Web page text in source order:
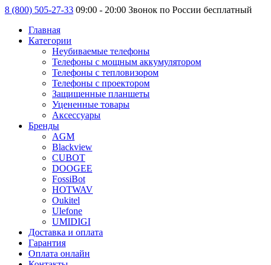
8 (800) 505-27-33 09:00 - 20:00 Звонок по России бесплатный
Главная
Категории
Неубиваемые телефоны
Телефоны с мощным аккумулятором
Телефоны с тепловизором
Телефоны с проектором
Защищенные планшеты
Уцененные товары
Аксессуары
Бренды
AGM
Blackview
CUBOT
DOOGEE
FossiBot
HOTWAV
Oukitel
Ulefone
UMIDIGI
Доставка и оплата
Гарантия
Оплата онлайн